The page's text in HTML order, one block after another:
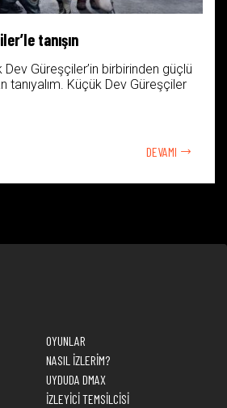
tanışın
Güreşçiler’in birbirinden güçlü
tanıyalım. Küçük Dev Güreşçiler
DEVAMI
OYUNLAR
NASIL İZLERİM?
UYDUDA DMAX
İZLEYİCİ TEMSİLCİSİ